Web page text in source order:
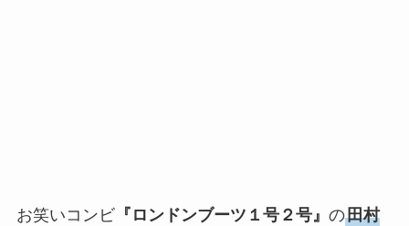
お笑いコンビ『ロンドンブーツ１号２号』 の田村